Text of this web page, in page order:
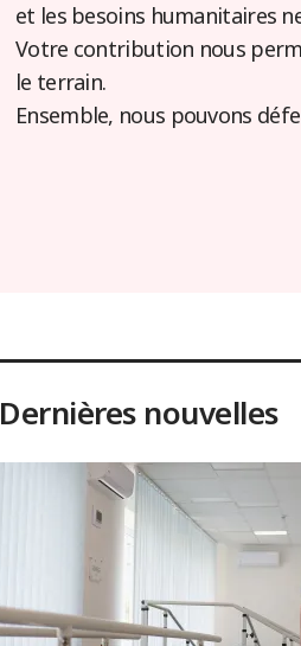
et les besoins humanitaires
Votre contribution nous
le terrain.
Ensemble, nous pouvons
Dernières nouvelles